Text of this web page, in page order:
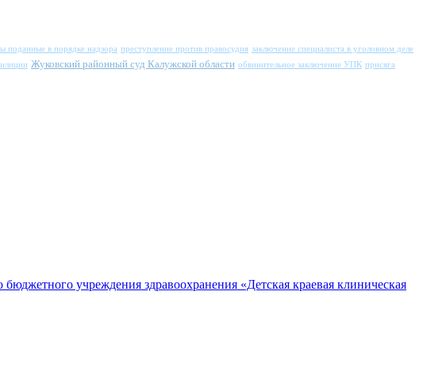
поданные в порядке надзора преступление против правосудия заключение специалиста в уголовном деле
Жуковский районный суд Калужской области обвинительное заключение УПК присяга
учреждения здравоохранения «Детская краевая клиническая